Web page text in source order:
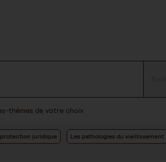
thèmes de votre choix
juridique Les pathologies du vieillissement